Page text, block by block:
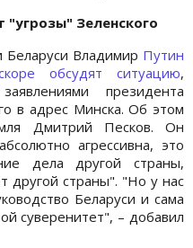
Зеленского
Владимир Путин
обсудят ситуацию,
президента
в адрес Минска. Об этом
Дмитрий Песков. Он
агрессивна, это
дела другой страны,
другой страны". "Но у нас
Беларуси и сама
суверенитет", – добавил